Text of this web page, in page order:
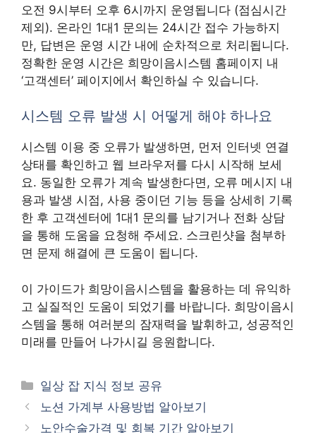
오전 9시부터 오후 6시까지 운영됩니다 (점심시간
제외). 온라인 1대1 문의는 24시간 접수 가능하지
만, 답변은 운영 시간 내에 순차적으로 처리됩니다.
정확한 운영 시간은 희망이음시스템 홈페이지 내
‘고객센터’ 페이지에서 확인하실 수 있습니다.
시스템 오류 발생 시 어떻게 해야 하나요
시스템 이용 중 오류가 발생하면, 먼저 인터넷 연결
상태를 확인하고 웹 브라우저를 다시 시작해 보세
요. 동일한 오류가 계속 발생한다면, 오류 메시지 내
용과 발생 시점, 사용 중이던 기능 등을 상세히 기록
한 후 고객센터에 1대1 문의를 남기거나 전화 상담
을 통해 도움을 요청해 주세요. 스크린샷을 첨부하
면 문제 해결에 큰 도움이 됩니다.
이 가이드가 희망이음시스템을 활용하는 데 유익하
고 실질적인 도움이 되었기를 바랍니다. 희망이음시
스템을 통해 여러분의 잠재력을 발휘하고, 성공적인
미래를 만들어 나가시길 응원합니다.
카
테
일상 잡 지식 정보 공유
노션 가계부 사용방법 알아보기
노안수술가격 및 회복 기간 알아보기